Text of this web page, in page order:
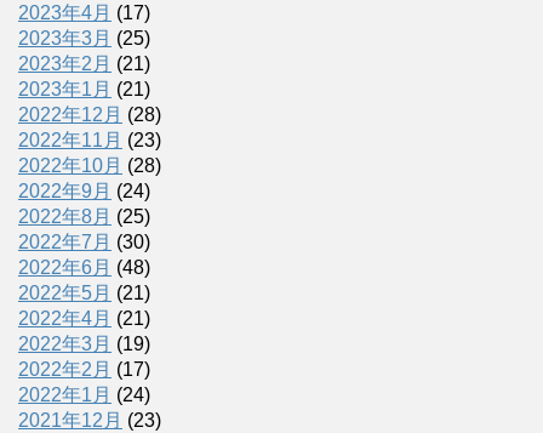
2023年4月 (17)
2023年3月 (25)
2023年2月 (21)
2023年1月 (21)
2022年12月 (28)
2022年11月 (23)
2022年10月 (28)
2022年9月 (24)
2022年8月 (25)
2022年7月 (30)
2022年6月 (48)
2022年5月 (21)
2022年4月 (21)
2022年3月 (19)
2022年2月 (17)
2022年1月 (24)
2021年12月 (23)